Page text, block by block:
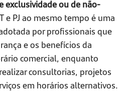
exclusividade ou de não-
e PJ ao mesmo tempo é uma
por profissionais que
e os benefícios da
comercial, enquanto
consultorias, projetos
em horários alternativos.